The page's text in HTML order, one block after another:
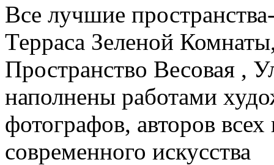
Все лучшие
Терраса Зеленой
Пространство Весовая ,
наполнены работами
фотографов, авторов
современного искусства